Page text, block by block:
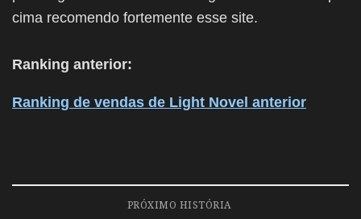
cima recomendo fortemente esse site.
Ranking anterior:
Ranking de vendas de Light Novel anterior
PRÓXIMO HISTÓRIA